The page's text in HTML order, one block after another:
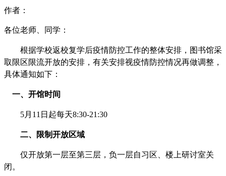
作者：
各位老师、同学：
根据学校返校复学后疫情防控工作的整体安排，图书馆采
取限区限流开放的安排，有关安排视疫情防控情况再做调整，
具体通知如下：
一、开馆时间
5月11日起每天8:30-21:30
二、限制开放区域
仅开放第一层至第三层，负一层自习区、楼上研讨室关
闭。